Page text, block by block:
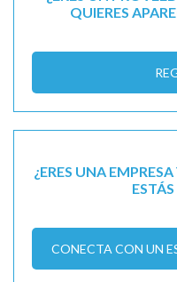
QUIERES
¿ERES UNA
CONECTA CON UN